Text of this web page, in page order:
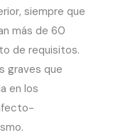
siempre que
más de 60
de requisitos.
graves que
en los